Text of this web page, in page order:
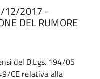
12/2017 -
DEL RUMORE
del D.Lgs. 194/05
CE relativa alla